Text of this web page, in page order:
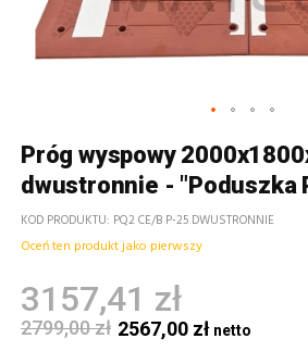
Próg wyspowy
dwustronnie - "Poduszka
KOD PRODUKTU PQ2 CE/B P-25 DWUSTRONNIE
Oceń ten produkt jako pierwszy
3157,41 zł
2567,00 zł
2799,00 zł